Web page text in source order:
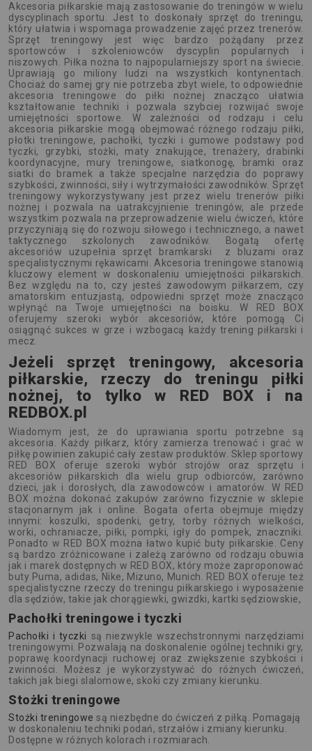
Akcesoria piłkarskie mają zastosowanie do treningów w wielu
dyscyplinach sportu. Jest to doskonały sprzęt do treningu,
który ułatwia i wspomaga prowadzenie zajęć przez trenerów.
Sprzęt treningowy jest więc bardzo pożądany przez
sportowców i szkoleniowców dyscyplin popularnych i
niszowych. Piłka nożna to najpopularniejszy sport na świecie.
Uprawiają go miliony ludzi na wszystkich kontynentach.
Chociaż do samej gry nie potrzeba zbyt wiele, to odpowiednie
akcesoria treningowe do piłki nożnej znacząco ułatwia
kształtowanie techniki i pozwala szybciej rozwijać swoje
umiejętności sportowe. W zależności od rodzaju i celu
akcesoria piłkarskie mogą obejmować różnego rodzaju piłki,
płotki treningowe, pachołki, tyczki i gumowe podstawy pod
tyczki, grzybki, stożki, maty znakujące, trenażery, drabinki
koordynacyjne, mury treningowe, siatkonogę, bramki oraz
siatki do bramek a także specjalne narzędzia do poprawy
szybkości, zwinności, siły i wytrzymałości zawodników. Sprzęt
treningowy wykorzystywany jest przez wielu trenerów piłki
nożnej i pozwala na uatrakcyjnienie treningów, ale przede
wszystkim pozwala na przeprowadzenie wielu ćwiczeń, które
przyczyniają się do rozwoju siłowego i technicznego, a nawet
taktycznego szkolonych zawodników. Bogatą ofertę
akcesoriów uzupełnia sprzęt bramkarski z bluzami oraz
specjalistycznymi rękawicami. Akcesoria treningowe stanowią
kluczowy element w doskonaleniu umiejętności piłkarskich.
Bez względu na to, czy jesteś zawodowym piłkarzem, czy
amatorskim entuzjastą, odpowiedni sprzęt może znacząco
wpłynąć na Twoje umiejętności na boisku. W RED BOX
oferujemy szeroki wybór akcesoriów, które pomogą Ci
osiągnąć sukces w grze i wzbogacą każdy trening piłkarski i
mecz.
Jeżeli sprzęt treningowy, akcesoria
piłkarskie, rzeczy do treningu piłki
nożnej, to tylko w RED BOX i na
REDBOX.pl
Wiadomym jest, że do uprawiania sportu potrzebne są
akcesoria. Każdy piłkarz, który zamierza trenować i grać w
piłkę powinien zakupić cały zestaw produktów. Sklep sportowy
RED BOX oferuje szeroki wybór strojów oraz sprzętu i
akcesoriów piłkarskich dla wielu grup odbiorców, zarówno
dzieci, jak i dorosłych, dla zawodowców i amatorów. W RED
BOX można dokonać zakupów zarówno fizycznie w sklepie
stacjonarnym jak i online. Bogata oferta obejmuje między
innymi: koszulki, spodenki, getry, torby różnych wielkości,
worki, ochraniacze, piłki, pompki, igły do pompek, znaczniki.
Ponadto w RED BOX można łatwo kupić buty piłkarskie. Ceny
są bardzo zróżnicowane i zależą zarówno od rodzaju obuwia
jak i marek dostępnych w RED BOX, który może zaproponować
buty Puma, adidas, Nike, Mizuno, Munich. RED BOX oferuje też
specjalistyczne rzeczy do treningu piłkarskiego i wyposażenie
dla sędziów, takie jak chorągiewki, gwizdki, kartki sędziowskie,
Pachołki treningowe i tyczki
Pachołki i tyczki są niezwykle wszechstronnymi narzędziami
treningowymi. Pozwalają na doskonalenie ogólnej techniki gry,
poprawę koordynacji ruchowej oraz zwiększenie szybkości i
zwinności. Możesz je wykorzystywać do różnych ćwiczeń,
takich jak biegi slalomowe, skoki czy zmiany kierunku.
Stożki treningowe
Stożki treningowe są niezbędne do ćwiczeń z piłką. Pomagają
w doskonaleniu techniki podań, strzałów i zmiany kierunku.
Dostępne w różnych kolorach i rozmiarach.